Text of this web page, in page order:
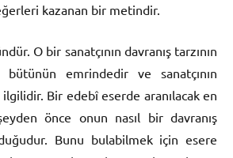
kazanan bir metindir.
O bir sanatçının davranış tarzının
bütünün emrindedir ve sanatçının
Bir edebî eserde aranılacak en
önce onun nasıl bir davranış
Bunu bulabilmek için esere